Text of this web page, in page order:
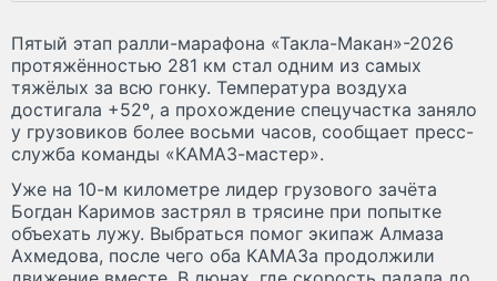
Пятый этап ралли-марафона «Такла-Макан»-2026
протяжённостью 281 км стал одним из самых
тяжёлых за всю гонку. Температура воздуха
достигала +52º, а прохождение спецучастка заняло
у грузовиков более восьми часов, сообщает пресс-
служба команды «КАМАЗ-мастер».
Уже на 10-м километре лидер грузового зачёта
Богдан Каримов застрял в трясине при попытке
объехать лужу. Выбраться помог экипаж Алмаза
Ахмедова, после чего оба КАМАЗа продолжили